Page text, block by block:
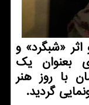
«شبگرد» و
بعنوان یك
با روز هنر
گردید.